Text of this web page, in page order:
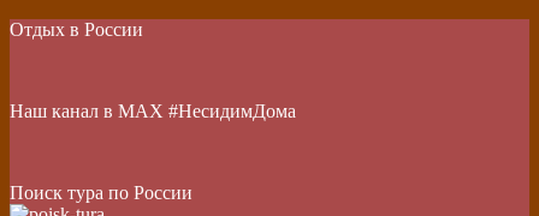
Отдых в России
Наш канал в МАХ #НесидимДома
Поиск тура по России